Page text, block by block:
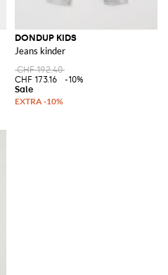
DONDUP KIDS
Jeans kinder
CHF 192.40
CHF 173.16
-10%